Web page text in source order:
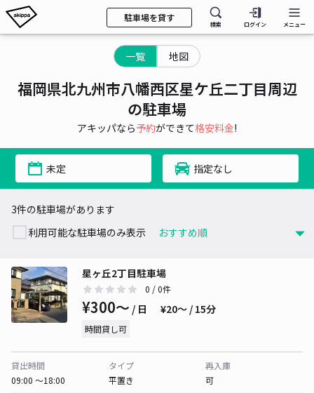
駐車場を貸す
検索 ログイン メニュー
一覧 地図
福岡県北九州市八幡西区星ケ丘二丁目周辺
の駐車場
アキッパなら予約ができて格安料金!
未定 指定なし
3件の駐車場があります
利用可能な駐車場のみ表示
星ヶ丘2丁目駐車場
0 / 0件
¥300〜 / 日 ¥20〜 / 15分
時間貸し可
貸出時間
09:00 〜18:00
タイプ
平置き
再入庫
可